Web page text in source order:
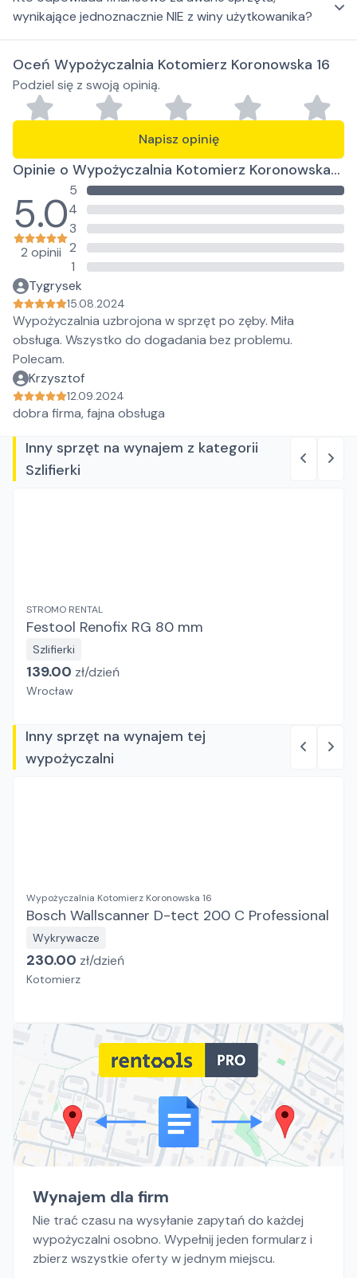
wynikające jednoznacznie NIE z winy użytkowanika?
Oceń Wypożyczalnia Kotomierz Koronowska 16
Podziel się z swoją opinią.
Napisz opinię
Opinie o Wypożyczalnia Kotomierz Koronowska
5.0
2 opinii
5
4
3
2
1
Tygrysek
15.08.2024
Wypożyczalnia uzbrojona w sprzęt po zęby. Miła
obsługa. Wszystko do dogadania bez problemu.
Polecam.
Krzysztof
12.09.2024
dobra firma, fajna obsługa
Inny sprzęt na wynajem z kategorii
Szlifierki
STROMO RENTAL
Festool Renofix RG 80 mm
Szlifierki
139.00 zł/dzień
Wrocław
Inny sprzęt na wynajem tej
wypożyczalni
Wypożyczalnia Kotomierz Koronowska 16
Bosch Wallscanner D-tect 200 C Professional
Wykrywacze
230.00 zł/dzień
Kotomierz
Wynajem dla firm
Nie trać czasu na wysyłanie zapytań do każdej
wypożyczalni osobno. Wypełnij jeden formularz i
zbierz wszystkie oferty w jednym miejscu.